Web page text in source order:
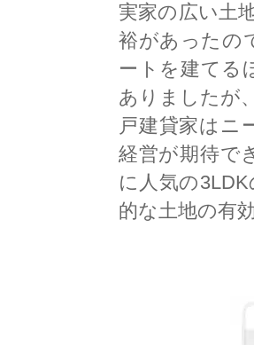
実家の広い土
裕があったの
ートを建てる
ありましたが
戸建貸家はニ
経営が期待で
に人気の
的な土地の有